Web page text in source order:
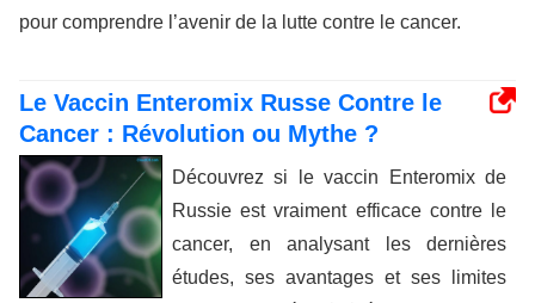
pour comprendre l’avenir de la lutte contre le cancer.
Le Vaccin Enteromix Russe Contre le
Cancer : Révolution ou Mythe ?
Découvrez si le vaccin Enteromix de
Russie est vraiment efficace contre le
cancer, en analysant les dernières
études, ses avantages et ses limites